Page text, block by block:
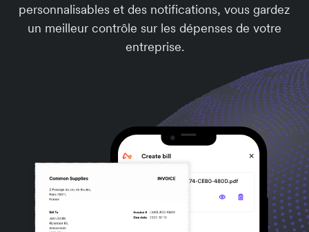
personnalisables et des notifications, vous gardez
un meilleur contrôle sur les dépenses de votre
entreprise.